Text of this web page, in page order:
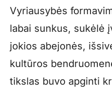
Vyriausybės
labai sunkus, sukėlė
jokios abejonės,
kultūros
tikslas buvo apginti